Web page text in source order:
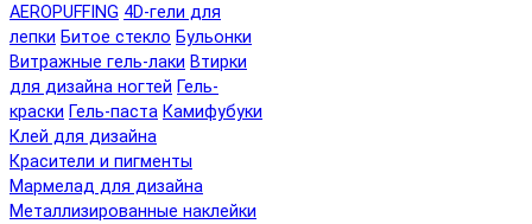
AEROPUFFING 4D-гели для
лепки Битое стекло Бульонки
Витражные гель-лаки Втирки
для дизайна ногтей Гель-
краски Гель-паста Камифубуки
Клей для дизайна
Красители и пигменты
Мармелад для дизайна
Металлизированные наклейки